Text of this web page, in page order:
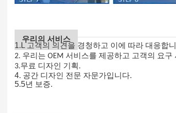
우리의 서비스
1.L고객의 의견을 경청하고 이에 따라 대응합
2. 우리는 OEM 서비스를 제공하고 고객의 요
3.무료 디자인 기획.
4. 공간 디자인 전문 자문가입니다.
5.5년 보증.